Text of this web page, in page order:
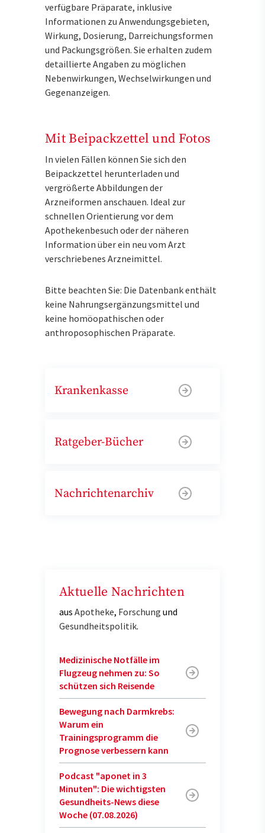
verfügbare Präparate, inklusive
Informationen zu Anwendungsgebieten,
Wirkung, Dosierung, Darreichungsformen
und Packungsgrößen. Sie erhalten zudem
detaillierte Angaben zu möglichen
Nebenwirkungen, Wechselwirkungen und
Gegenanzeigen.
Mit Beipackzettel und Fotos
In vielen Fällen können Sie sich den
Beipackzettel herunterladen und
vergrößerte Abbildungen der
Arzneiformen anschauen. Ideal zur
schnellen Orientierung vor dem
Apothekenbesuch oder der näheren
Information über ein neu vom Arzt
verschriebenes Arzneimittel.
Bitte beachten Sie: Die Datenbank enthält
keine Nahrungsergänzungsmittel und
keine homöopathischen oder
anthroposophischen Präparate.
Krankenkasse
Ratgeber-Bücher
Nachrichtenarchiv
Aktuelle Nachrichten
aus Apotheke, Forschung und
Gesundheitspolitik.
Medizinische Notfälle im
Flugzeug nehmen zu: So
schützen sich Reisende
Bewegung nach Darmkrebs:
Warum ein
Trainingsprogramm die
Prognose verbessern kann
Podcast "aponet in 3
Minuten": Die wichtigsten
Gesundheits-News diese
Woche (07.08.2026)